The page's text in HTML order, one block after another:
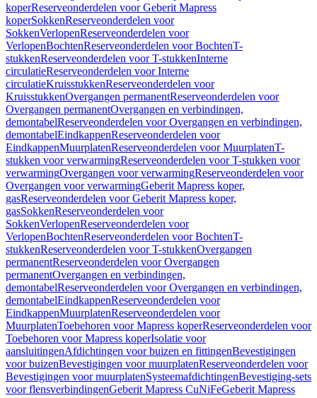
koperReserveonderdelen voor Geberit Mapress
koperSokkenReserveonderdelen voor
SokkenVerlopenReserveonderdelen voor
VerlopenBochtenReserveonderdelen voor BochtenT-
stukkenReserveonderdelen voor T-stukkenInterne
circulatieReserveonderdelen voor Interne
circulatieKruisstukkenReserveonderdelen voor
KruisstukkenOvergangen permanentReserveonderdelen voor
Overgangen permanentOvergangen en verbindingen,
demontabelReserveonderdelen voor Overgangen en verbindingen,
demontabelEindkappenReserveonderdelen voor
EindkappenMuurplatenReserveonderdelen voor MuurplatenT-
stukken voor verwarmingReserveonderdelen voor T-stukken voor
verwarmingOvergangen voor verwarmingReserveonderdelen voor
Overgangen voor verwarmingGeberit Mapress koper,
gasReserveonderdelen voor Geberit Mapress koper,
gasSokkenReserveonderdelen voor
SokkenVerlopenReserveonderdelen voor
VerlopenBochtenReserveonderdelen voor BochtenT-
stukkenReserveonderdelen voor T-stukkenOvergangen
permanentReserveonderdelen voor Overgangen
permanentOvergangen en verbindingen,
demontabelReserveonderdelen voor Overgangen en verbindingen,
demontabelEindkappenReserveonderdelen voor
EindkappenMuurplatenReserveonderdelen voor
MuurplatenToebehoren voor Mapress koperReserveonderdelen voor
Toebehoren voor Mapress koperIsolatie voor
aansluitingenAfdichtingen voor buizen en fittingenBevestigingen
voor buizenBevestigingen voor muurplatenReserveonderdelen voor
Bevestigingen voor muurplatenSysteemafdichtingenBevestiging-sets
voor flensverbindingenGeberit Mapress CuNiFeGeberit Mapress